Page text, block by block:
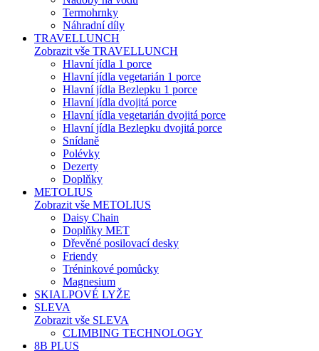
Termohrnky
Náhradní díly
TRAVELLUNCH
Zobrazit vše TRAVELLUNCH
Hlavní jídla 1 porce
Hlavní jídla vegetarián 1 porce
Hlavní jídla Bezlepku 1 porce
Hlavní jídla dvojitá porce
Hlavní jídla vegetarián dvojitá porce
Hlavní jídla Bezlepku dvojitá porce
Snídaně
Polévky
Dezerty
Doplňky
METOLIUS
Zobrazit vše METOLIUS
Daisy Chain
Doplňky MET
Dřevěné posilovací desky
Friendy
Tréninkové pomůcky
Magnesium
SKIALPOVÉ LYŽE
SLEVA
Zobrazit vše SLEVA
CLIMBING TECHNOLOGY
8B PLUS